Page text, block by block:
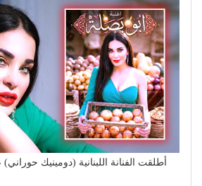
أطلقت الفنانة اللبنانية (دومينيك حوراني)